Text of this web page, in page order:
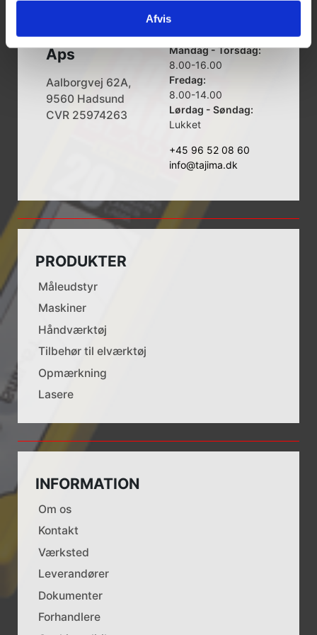
Afvis
Tajima Trading
Aps
Aalborgvej 62A,
9560 Hadsund
CVR 25974263
Åbningstider
Mandag - Torsdag:
8.00-16.00
Fredag:
8.00-14.00
Lørdag - Søndag:
Lukket
+45 96 52 08 60
info@tajima.dk
PRODUKTER
Måleudstyr
Maskiner
Håndværktøj
Tilbehør til elværktøj
Opmærkning
Lasere
INFORMATION
Om os
Kontakt
Værksted
Leverandører
Dokumenter
Forhandlere